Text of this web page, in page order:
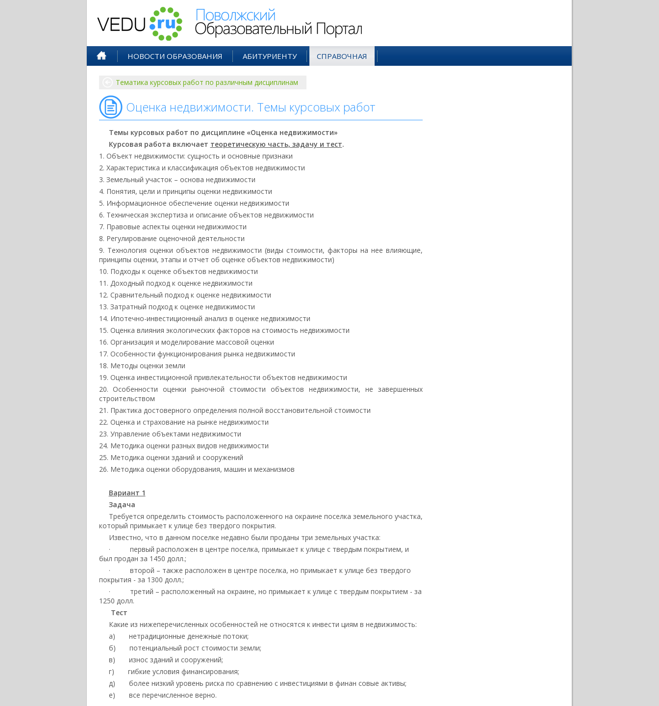
НОВОСТИ ОБРАЗОВАНИЯ АБИТУРИЕНТУ СПРАВОЧНАЯ
Тематика курсовых работ по различным дисциплинам
Оценка недвижимости. Темы курсовых работ
Темы курсовых работ по дисциплине «Оценка недвижимости»
Курсовая работа включает теоретическую часть, задачу и тест.
Объект недвижимости: сущность и основные признаки
Характеристика и классификация объектов недвижимости
Земельный участок – основа недвижимости
Понятия, цели и принципы оценки недвижимости
Информационное обеспечение оценки недвижимости
Техническая экспертиза и описание объектов недвижимости
Правовые аспекты оценки недвижимости
Регулирование оценочной деятельности
Технология оценки объектов недвижимости (виды стоимости, факторы на нее влияющие,
принципы оценки, этапы и отчет об оценке объектов недвижимости)
Подходы к оценке объектов недвижимости
Доходный подход к оценке недвижимости
Сравнительный подход к оценке недвижимости
Затратный подход к оценке недвижимости
Ипотечно-инвестиционный анализ в оценке недвижимости
Оценка влияния экологических факторов на стоимость недвижимости
Организация и моделирование массовой оценки
Особенности функционирования рынка недвижимости
Методы оценки земли
Оценка инвестиционной привлекательности объектов недвижимости
Особенности оценки рыночной стоимости объектов недвижимости, не завершенных
строительством
Практика достоверного определения полной восстановительной стоимости
Оценка и страхование на рынке недвижимости
Управление объектами недвижимости
Методика оценки разных видов недвижимости
Методика оценки зданий и сооружений
Методика оценки оборудования, машин и механизмов
Вариант 1
Задача
Требуется определить стоимость расположенного на окраине поселка земельного участка,
который примыкает к улице без твердого покрытия.
Известно, что в данном поселке недавно были проданы три земельных участка:
· первый расположен в центре поселка, примыкает к улице с твердым покрытием, и
был продан за 1450 долл.;
· второй – также расположен в центре поселка, но примыкает к улице без твердого
покрытия - за 1300 долл.;
· третий – расположенный на окраине, но примыкает к улице с твердым покрытием - за
1250 долл.
Тест
Какие из нижеперечисленных особенностей не относятся к инвести циям в недвижимость:
а) нетрадиционные денежные потоки;
б) потенциальный рост стоимости земли;
в) износ зданий и сооружений;
г) гибкие условия финансирования;
д) более низкий уровень риска по сравнению с инвестициями в финан совые активы;
е) все перечисленное верно.